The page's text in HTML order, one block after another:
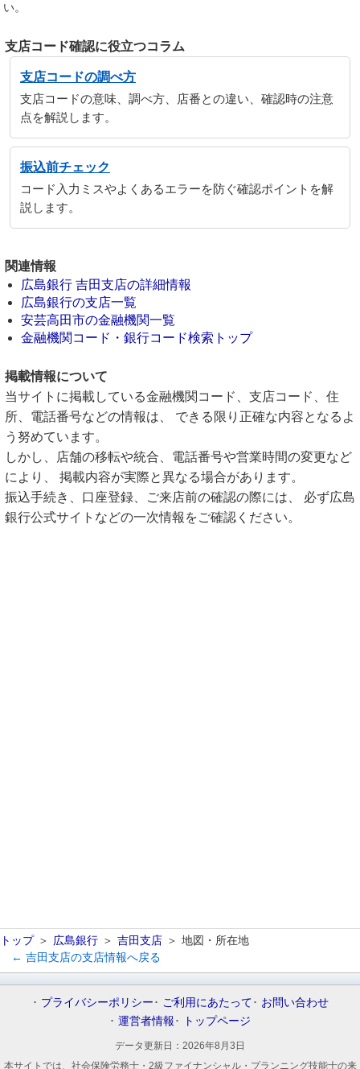
い。
支店コード確認に役立つコラム
支店コードの調べ方
支店コードの意味、調べ方、店番との違い、確認時の注意
点を解説します。
振込前チェック
コード入力ミスやよくあるエラーを防ぐ確認ポイントを解
説します。
関連情報
広島銀行 吉田支店の詳細情報
広島銀行の支店一覧
安芸高田市の金融機関一覧
金融機関コード・銀行コード検索トップ
掲載情報について
当サイトに掲載している金融機関コード、支店コード、住
所、電話番号などの情報は、 できる限り正確な内容となるよ
う努めています。
しかし、店舗の移転や統合、電話番号や営業時間の変更など
により、 掲載内容が実際と異なる場合があります。
振込手続き、口座登録、ご来店前の確認の際には、 必ず広島
銀行公式サイトなどの一次情報をご確認ください。
トップ 広島銀行 吉田支店
地図・所在地
← 吉田支店の支店情報へ戻る
プライバシーポリシー ご利用にあたって
お問い合わせ
運営者情報
トップページ
データ更新日： 2026年8月3日
本サイトでは、社会保険労務士・2級ファイナンシャル・プランニング技能士の来